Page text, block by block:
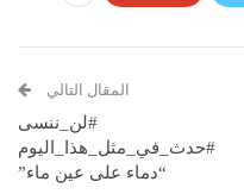
المقال التالي
#لن_ننسى
#حدث_في_مثل_هذا_اليوم
“دماء على عين ماء”